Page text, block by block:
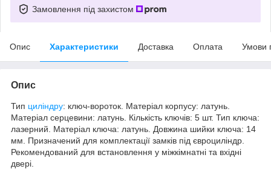
Замовлення під захистом
Опис Характеристики Доставка Оплата Умови
Опис
Тип циліндру: ключ-вороток. Матеріал корпусу: латунь.
Матеріал серцевини: латунь. Кількість ключів: 5 шт. Тип ключа:
лазерний. Матеріал ключа: латунь. Довжина шийки ключа: 14
мм. Призначений для комплектації замків під євроциліндр.
Рекомендований для встановлення у міжкімнатні та вхідні
двері.